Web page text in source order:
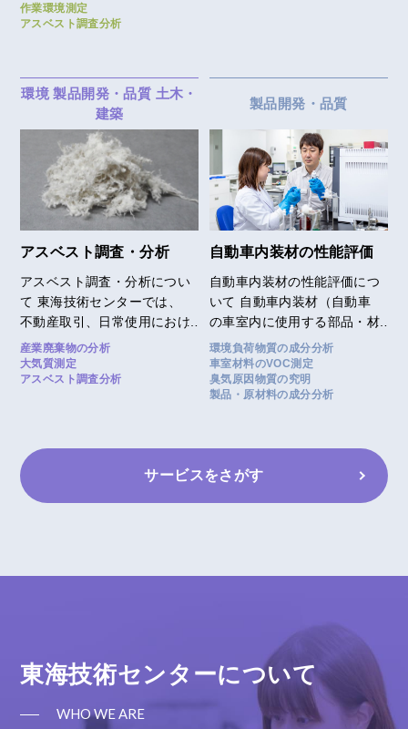
ーさび止めペイント)や溶出
試験（環境省告示13号）、環
の分析も可能です。 昨今は
アスベストのお問い合わせも
増加しており、TTCでは並行
して分析が可能です！ 工事
内容や自治体によって分析方
法や基準値は異なる場合がご
ざいますので、お気軽にご相
談ください。
作業環境測定
アスベスト調査分析
ております。
環境 製品開発・品質 土木・
建築
アスベスト調査・分析
アスベスト調査・分析につい
て 東海技術センターでは、
不動産取引、日常使用におけ
る維持管理、解体・改修工事
に伴う飛散防止対策や廃棄物
の適正処理にかかわるアスベ
スト調査・分析◇ 建築物
（一般住宅を含む）に使用さ
れている材料に、アスベスト
体・改修工事中の作業場など
のアスベストの飛散状況を調
料採取 ②採取試料の分析
産業廃棄物の分析
大気質測定
アスベスト調査分析
製品開発・品質
自動車内装材の性能評価
自動車内装材の性能評価につ
いて 自動車内装材（自動車
の車室内に使用する部品・材
料）に関する、揮発成分
（VOC：揮発性有機化合物）
試験、におい試験、霞み性試
験、燃焼性試験などを行って
環境負荷物質の成分分析
車室材料のVOC測定
臭気原因物質の究明
製品・原材料の成分分析
サービスをさがす
東海技術センターについて
WHO WE ARE